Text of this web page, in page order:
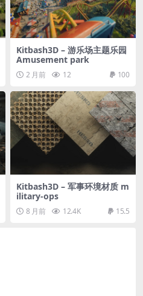
Kitbash3D – 游乐场主题乐园
Amusement park
2 月前 12 100
Kitbash3D – 军事环境材质 m
ilitary-ops
8 月前 12.4K 15.5